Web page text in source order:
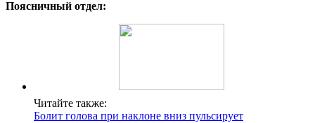
Поясничный отдел:
Читайте также:
Болит голова при наклоне вниз пульсирует